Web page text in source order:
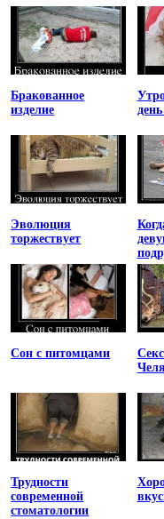
Бракованное
изделие
Эволюция
торжествует
Сон с питомцами
Трудности
современной
стоматологии